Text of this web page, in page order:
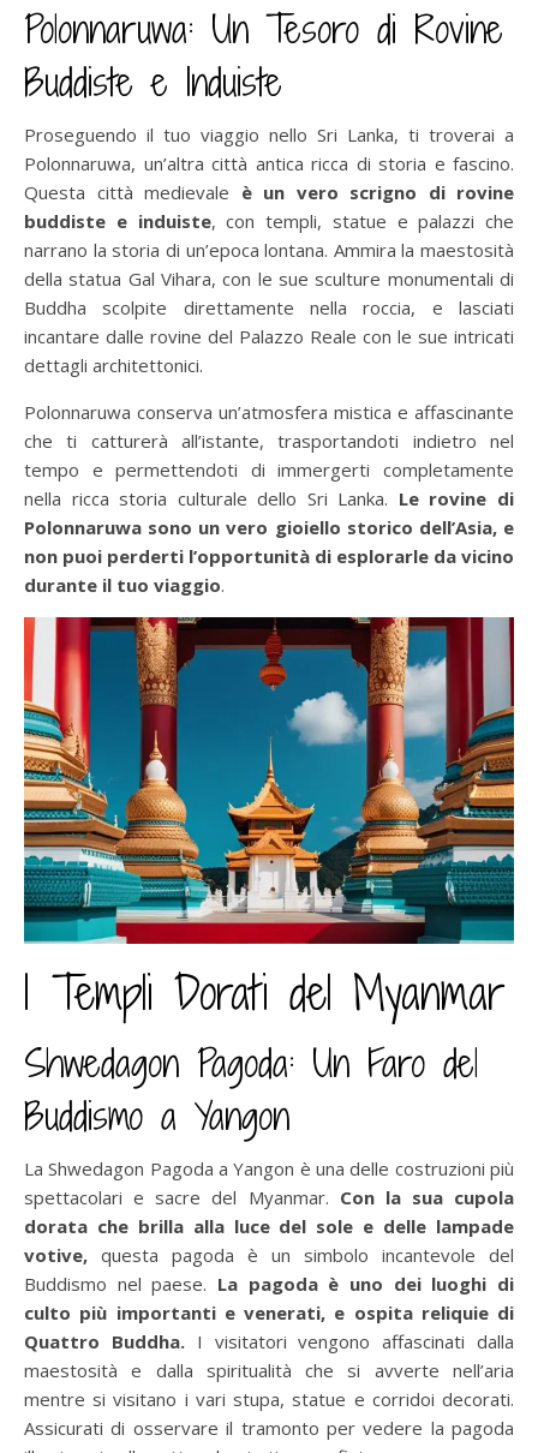
Polonnaruwa: Un Tesoro di Rovine
Buddiste e Induiste
Proseguendo il tuo viaggio nello Sri Lanka, ti troverai a
Polonnaruwa, un’altra città antica ricca di storia e fascino.
Questa città medievale è un vero scrigno di rovine
buddiste e induiste, con templi, statue e palazzi che
narrano la storia di un’epoca lontana. Ammira la maestosità
della statua Gal Vihara, con le sue sculture monumentali di
Buddha scolpite direttamente nella roccia, e lasciati
incantare dalle rovine del Palazzo Reale con le sue intricati
dettagli architettonici.
Polonnaruwa conserva un’atmosfera mistica e affascinante
che ti catturerà all’istante, trasportandoti indietro nel
tempo e permettendoti di immergerti completamente
nella ricca storia culturale dello Sri Lanka. Le rovine di
Polonnaruwa sono un vero gioiello storico dell’Asia, e
non puoi perderti l’opportunità di esplorarle da vicino
durante il tuo viaggio.
I Templi Dorati del Myanmar
Shwedagon Pagoda: Un Faro del
Buddismo a Yangon
La Shwedagon Pagoda a Yangon è una delle costruzioni più
spettacolari e sacre del Myanmar. Con la sua cupola
dorata che brilla alla luce del sole e delle lampade
votive, questa pagoda è un simbolo incantevole del
Buddismo nel paese. La pagoda è uno dei luoghi di
culto più importanti e venerati, e ospita reliquie di
Quattro Buddha.I visitatori vengono affascinati dalla
maestosità e dalla spiritualità che si avverte nell’aria
mentre si visitano i vari stupa, statue e corridoi decorati.
Assicurati di osservare il tramonto per vedere la pagoda